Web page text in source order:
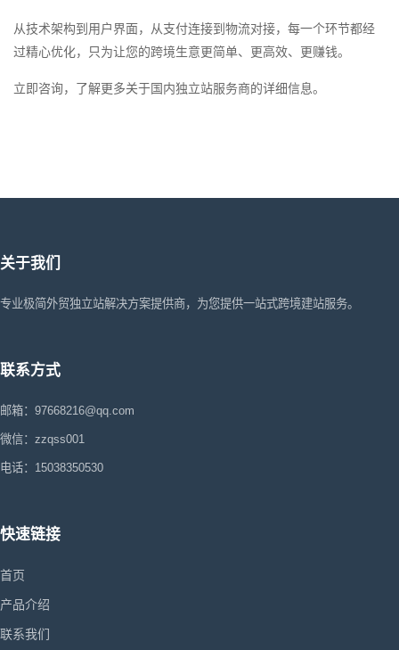
从技术架构到用户界面，从支付连接到物流对接，每一个环节都经
过精心优化，只为让您的跨境生意更简单、更高效、更赚钱。
立即咨询，了解更多关于国内独立站服务商的详细信息。
关于我们
专业极简外贸独立站解决方案提供商，为您提供一站式跨境建站服务。
联系方式
邮箱：97668216@qq.com
微信：zzqss001
电话：15038350530
快速链接
首页
产品介绍
联系我们